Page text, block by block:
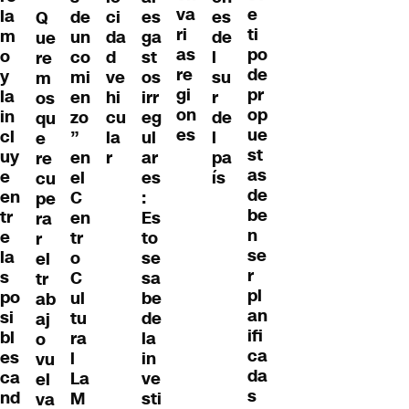
la
m
o
y
la
in
cl
uy
e
en
tr
e
la
s
po
si
bl
es
ca
nd
Q
ue
re
m
os
qu
e
re
cu
pe
ra
r
el
tr
ab
aj
o
vu
el
va
de
un
co
mi
en
zo
”
en
el
C
en
tr
o
C
ul
tu
ra
l
La
M
ci
da
d
ve
hi
cu
la
r
es
ga
st
os
irr
eg
ul
ar
es
:
Es
to
se
sa
be
de
la
in
ve
sti
va
ri
as
re
gi
on
es
es
de
l
su
r
de
l
pa
ís
e
ti
po
de
pr
op
ue
st
as
de
be
n
se
r
pl
an
ifi
ca
da
s